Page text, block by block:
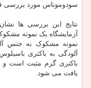
سودوموناس مورد بررسی
نتایج این بررسی ها
آزمایشگاه یک نمونه
نمونه مشکوک به جنس
آلودگی به باکتری
باکتری گرم مثبت است
یافت می شود.